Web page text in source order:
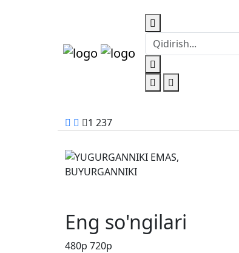
1 237
Eng so'ngilari
480p 720p